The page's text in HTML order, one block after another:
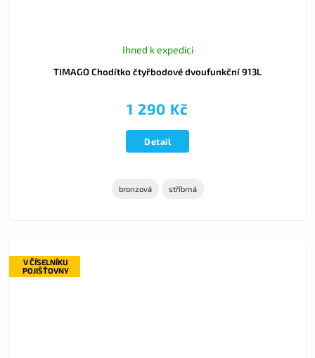
TIMAGO Chodítko čtyřbodové dvoufunkční 913L
Ihned k expedici
1 290 Kč
Detail
bronzová stříbrná
V ČÍSELNÍKU
POJIŠŤOVNY